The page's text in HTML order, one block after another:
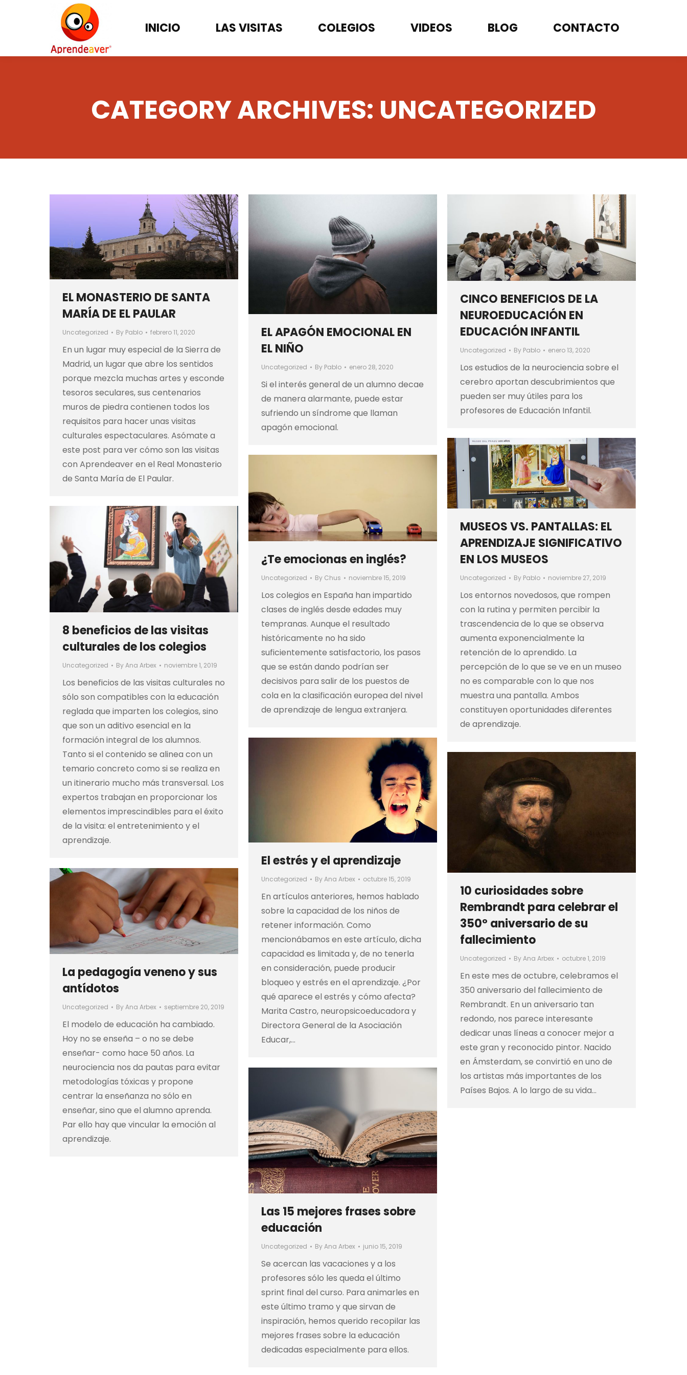
INICIO LAS VISITAS COLEGIOS VIDEOS BLOG CONTACTO
CATEGORY ARCHIVES: UNCATEGORIZED
EL MONASTERIO DE SANTA
MARÍA DE EL PAULAR
Uncategorized By Pablo febrero 11, 2020
En un lugar muy especial de la Sierra de
Madrid, un lugar que abre los sentidos
porque mezcla muchas artes y esconde
tesoros seculares, sus centenarios
muros de piedra contienen todos los
requisitos para hacer unas visitas
culturales espectaculares. Asómate a
este post para ver cómo son las visitas
con Aprendeaver en el Real Monasterio
de Santa María de El Paular.
EL APAGÓN EMOCIONAL EN
EL NIÑO
Uncategorized By Pablo enero 28, 2020
Si el interés general de un alumno decae
de manera alarmante, puede estar
sufriendo un síndrome que llaman
apagón emocional.
CINCO BENEFICIOS DE LA
NEUROEDUCACIÓN EN
EDUCACIÓN INFANTIL
Uncategorized By Pablo enero 13, 2020
Los estudios de la neurociencia sobre el
cerebro aportan descubrimientos que
pueden ser muy útiles para los
profesores de Educación Infantil.
MUSEOS VS. PANTALLAS: EL
APRENDIZAJE SIGNIFICATIVO
EN LOS MUSEOS
Uncategorized By Pablo noviembre 27, 2019
Los entornos novedosos, que rompen
con la rutina y permiten percibir la
trascendencia de lo que se observa
aumenta exponencialmente la
retención de lo aprendido. La
percepción de lo que se ve en un museo
no es comparable con lo que nos
muestra una pantalla. Ambos
constituyen oportunidades diferentes
de aprendizaje.
¿Te emocionas en inglés?
Uncategorized By Chus noviembre 15, 2019
Los colegios en España han impartido
clases de inglés desde edades muy
tempranas. Aunque el resultado
históricamente no ha sido
suficientemente satisfactorio, los pasos
que se están dando podrían ser
decisivos para salir de los puestos de
cola en la clasificación europea del nivel
de aprendizaje de lengua extranjera.
8 beneficios de las visitas
culturales de los colegios
Uncategorized ByAna Arbex noviembre 1, 2019
Los beneficios de las visitas culturales no
sólo son compatibles con la educación
reglada que imparten los colegios, sino
que son un aditivo esencial en la
formación integral de los alumnos.
Tanto si el contenido se alinea con un
temario concreto como si se realiza en
un itinerario mucho más transversal. Los
expertos trabajan en proporcionar los
elementos imprescindibles para el éxito
de la visita: el entretenimiento y el
aprendizaje.
El estrés y el aprendizaje
Uncategorized ByAna Arbex octubre 15, 2019
En artículos anteriores, hemos hablado
sobre la capacidad de los niños de
retener información. Como
mencionábamos en este artículo, dicha
capacidad es limitada y, de no tenerla
en consideración, puede producir
bloqueo y estrés en el aprendizaje. ¿Por
qué aparece el estrés y cómo afecta?
Marita Castro, neuropsicoeducadora y
Directora General de la Asociación
Educar,…
10 curiosidades sobre
Rembrandt para celebrar el
350º aniversario de su
fallecimiento
Uncategorized ByAna Arbex octubre 1, 2019
En este mes de octubre, celebramos el
350 aniversario del fallecimiento de
Rembrandt. En un aniversario tan
redondo, nos parece interesante
dedicar unas líneas a conocer mejor a
este gran y reconocido pintor. Nacido
en Ámsterdam, se convirtió en uno de
los artistas más importantes de los
Países Bajos. A lo largo de su vida…
La pedagogía veneno y sus
antídotos
Uncategorized ByAna Arbex septiembre 20, 2019
El modelo de educación ha cambiado.
Hoy no se enseña – o no se debe
enseñar- como hace 50 años. La
neurociencia nos da pautas para evitar
metodologías tóxicas y propone
centrar la enseñanza no sólo en
enseñar, sino que el alumno aprenda.
Par ello hay que vincular la emoción al
aprendizaje.
Las 15 mejores frases sobre
educación
Uncategorized ByAna Arbex junio 15, 2019
Se acercan las vacaciones y a los
profesores sólo les queda el último
sprint final del curso. Para animarles en
este último tramo y que sirvan de
inspiración, hemos querido recopilar las
mejores frases sobre la educación
dedicadas especialmente para ellos.